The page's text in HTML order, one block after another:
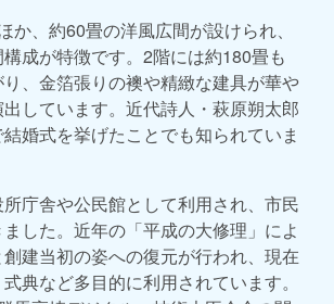
か、約60畳の洋風広間が設けられ、
成が特徴です。2階には約180畳も
、金箔張りの襖や精緻な建具が華や
しています。近代詩人・萩原朔太郎
婚式を挙げたことでも知られていま
庁舎や公民館として利用され、市民
した。近年の「平成の大修理」によ
建当初の姿への復元が行われ、現在
典など多目的に利用されています。